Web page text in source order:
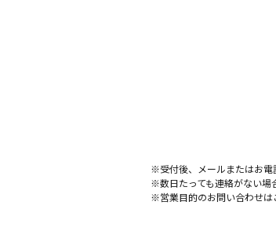
※受付後、メールまたはお電
※数日たっても連絡がない場
※営業目的のお問い合わせは